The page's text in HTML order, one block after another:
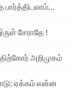
சேராதே !
அறிமுகம்
ஏக்கம் என்ன